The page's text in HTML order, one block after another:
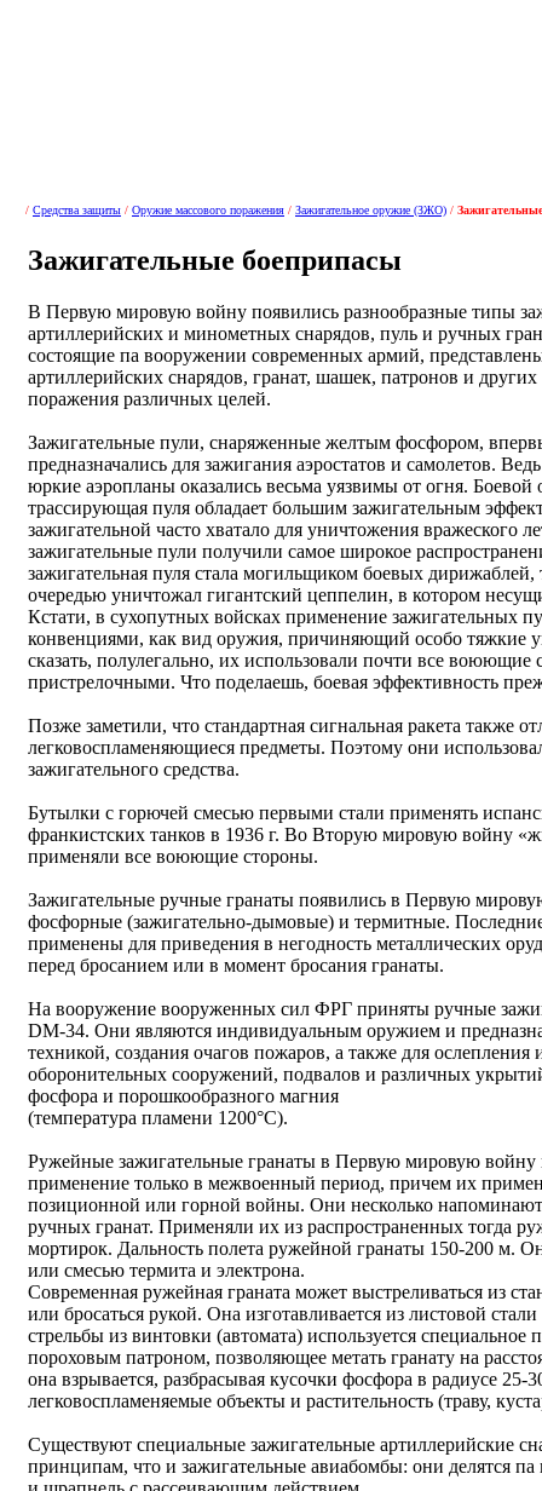
/ Средства защиты / Оружие массового поражения / Зажигательное оружие (ЗЖО) /
Зажигательные боеприпасы
В Первую мировую войну появились разнообразные типы
артиллерийских и минометных снарядов, пуль и ручных
состоящие па вооружении современных армий,
артиллерийских снарядов, гранат, шашек, патронов и
поражения различных целей.
Зажигательные пули, снаряженные желтым фосфором,
предназначались для зажигания аэростатов и самолетов.
юркие аэропланы оказались весьма уязвимы от огня.
трассирующая пуля обладает большим зажигательным
зажигательной часто хватало для уничтожения вражеского
зажигательные пули получили самое широкое
зажигательная пуля стала могильщиком боевых
очередью уничтожал гигантский цеппелин, в котором
Кстати, в сухопутных войсках применение зажигательных
конвенциями, как вид оружия, причиняющий особо тяжкие
сказать, полулегально, их использовали почти все
пристрелочными. Что поделаешь, боевая эффективность
Позже заметили, что стандартная сигнальная ракета также
легковоспламеняющиеся предметы. Поэтому они
зажигательного средства.
Бутылки с горючей смесью первыми стали применять
франкистских танков в 1936 г. Во Вторую мировую войну
применяли все воюющие стороны.
Зажигательные ручные гранаты появились в Первую
фосфорные (зажигательно-дымовые) и термитные.
применены для приведения в негодность металлических
перед бросанием или в момент бросания гранаты.
На вооружение вооруженных сил ФРГ приняты ручные
DM-34. Они являются индивидуальным оружием и
техникой, создания очагов пожаров, а также для
оборонительных сооружений, подвалов и различных
фосфора и порошкообразного магния
(температура пламени 1200°С).
Ружейные зажигательные гранаты в Первую мировую
применение только в межвоенный период, причем их
позиционной или горной войны. Они несколько
ручных гранат. Применяли их из распространенных тогда
мортирок. Дальность полета ружейной гранаты 150-200 м.
или смесью термита и электрона.
Современная ружейная граната может выстреливаться из
или бросаться рукой. Она изготавливается из листовой
стрельбы из винтовки (автомата) используется
пороховым патроном, позволяющее метать гранату на
она взрывается, разбрасывая кусочки фосфора в радиусе
легковоспламеняемые объекты и растительность (траву,
Существуют специальные зажигательные артиллерийские
принципам, что и зажигательные авиабомбы: они делятся